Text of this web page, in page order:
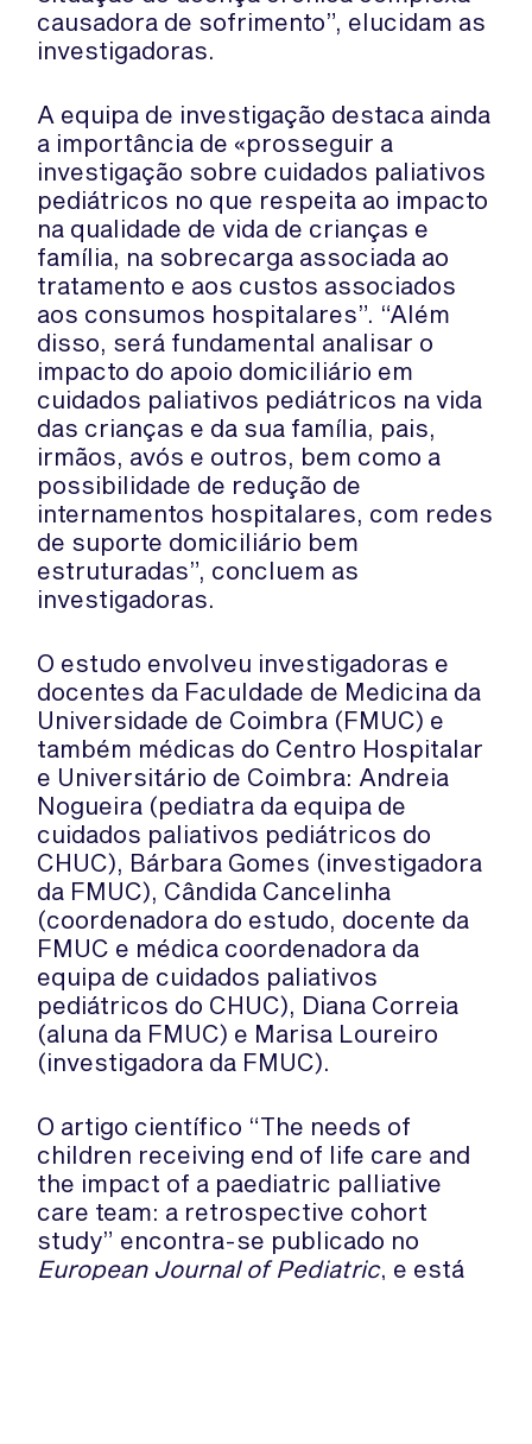
causadora de sofrimento”, elucidam as
investigadoras.
A equipa de investigação destaca ainda
a importância de «prosseguir a
investigação sobre cuidados paliativos
pediátricos no que respeita ao impacto
na qualidade de vida de crianças e
família, na sobrecarga associada ao
tratamento e aos custos associados
aos consumos hospitalares”. “Além
disso, será fundamental analisar o
impacto do apoio domiciliário em
cuidados paliativos pediátricos na vida
das crianças e da sua família, pais,
irmãos, avós e outros, bem como a
possibilidade de redução de
internamentos hospitalares, com redes
de suporte domiciliário bem
estruturadas”, concluem as
investigadoras.
O estudo envolveu investigadoras e
docentes da Faculdade de Medicina da
Universidade de Coimbra (FMUC) e
também médicas do Centro Hospitalar
e Universitário de Coimbra: Andreia
Nogueira (pediatra da equipa de
cuidados paliativos pediátricos do
CHUC), Bárbara Gomes (investigadora
da FMUC), Cândida Cancelinha
(coordenadora do estudo, docente da
FMUC e médica coordenadora da
equipa de cuidados paliativos
pediátricos do CHUC), Diana Correia
(aluna da FMUC) e Marisa Loureiro
(investigadora da FMUC).
O artigo científico “The needs of
children receiving end of life care and
the impact of a paediatric palliative
care team: a retrospective cohort
study” encontra-se publicado no
European Journal of Pediatric, e está